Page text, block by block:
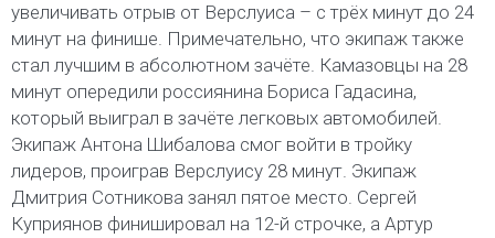
увеличивать отрыв от Верслуиса – с трёх минут до 24
минут на финише. Примечательно, что экипаж также
стал лучшим в абсолютном зачёте. Камазовцы на 28
минут опередили россиянина Бориса Гадасина,
который выиграл в зачёте легковых автомобилей.
Экипаж Антона Шибалова смог войти в тройку
лидеров, проиграв Верслуису 28 минут. Экипаж
Дмитрия Сотникова занял пятое место. Сергей
Куприянов финишировал на 12-й строчке, а Артур